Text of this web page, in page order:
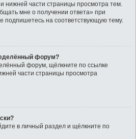
нижней части страницы просмотра тем.
мне о получении ответа» при
подпишетесь на соответствующую тему.
форум?
форум, щёлкните по ссылке
части страницы просмотра
в личный раздел и щёлкните по